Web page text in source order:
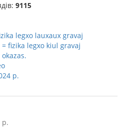
9115
legxo lauxaux gravaj
fizika legxo kiul gravaj
р.
р.